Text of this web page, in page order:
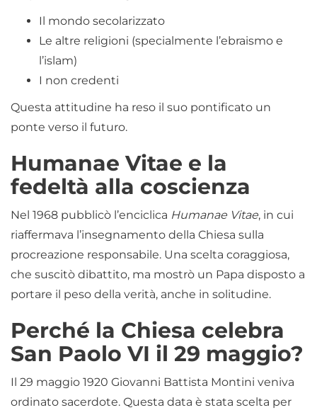
Il mondo secolarizzato
Le altre religioni (specialmente l’ebraismo e
l’islam)
I non credenti
Questa attitudine ha reso il suo pontificato un
ponte verso il futuro.
Humanae Vitae e la
fedeltà alla coscienza
Nel 1968 pubblicò l’enciclica Humanae Vitae, in cui
riaffermava l’insegnamento della Chiesa sulla
procreazione responsabile. Una scelta coraggiosa,
che suscitò dibattito, ma mostrò un Papa disposto a
portare il peso della verità, anche in solitudine.
Perché la Chiesa celebra
San Paolo VI il 29 maggio?
Il 29 maggio 1920 Giovanni Battista Montini veniva
ordinato sacerdote. Questa data è stata scelta per